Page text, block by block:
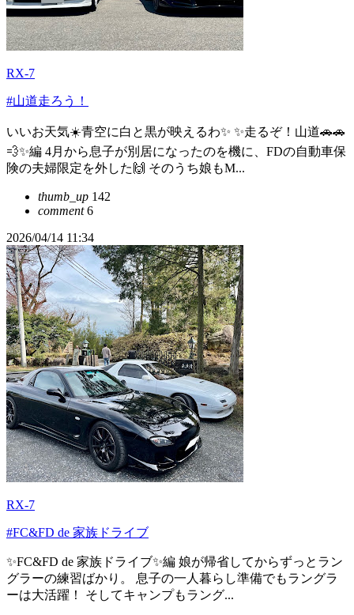
RX-7
#山道走ろう！
いいお天気☀️青空に白と黒が映えるわ✨ ✨走るぞ！山道🚗🚗
💨✨編 4月から息子が別居になったのを機に、FDの自動車保
険の夫婦限定を外した🙌 そのうち娘もM...
thumb_up 142
comment6
2026/04/14 11:34
RX-7
#FC&FD de 家族ドライブ
✨FC&FD de 家族ドライブ✨編 娘が帰省してからずっとラン
グラーの練習ばかり。 息子の一人暮らし準備でもラングラ
ーは大活躍！ そしてキャンプもラング...